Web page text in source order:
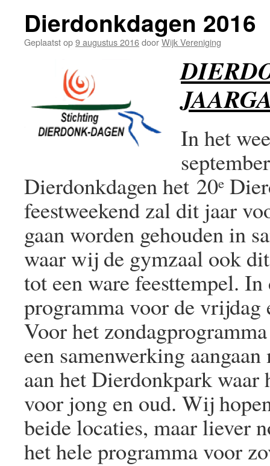
Dierdonkdagen 2016
Geplaatst op9 augustus 2016doorWijk Vereniging
In het
Dierdonkdagen het 20e
feestweekend zal dit jaar
gaan worden gehouden in
waar wij de gymzaal ook
tot een ware feesttempel.
programma voor de vrijdag
Voor het
een samenwerking
aan het Dierdonkpark
voor jong en oud. Wij
beide locaties, maar liever
het hele programma voor